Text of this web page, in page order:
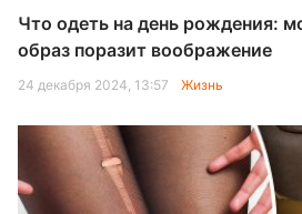
Что одеть на день рождения:
образ поразит воображение
24 декабря 2024, 13:57 Жизнь